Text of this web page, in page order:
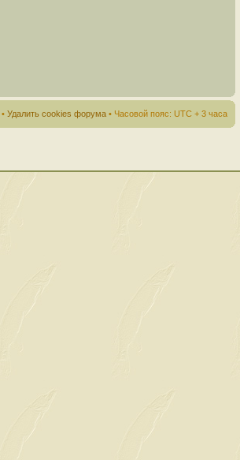
• Удалить cookies форума • Часовой пояс: UTC + 3 часа